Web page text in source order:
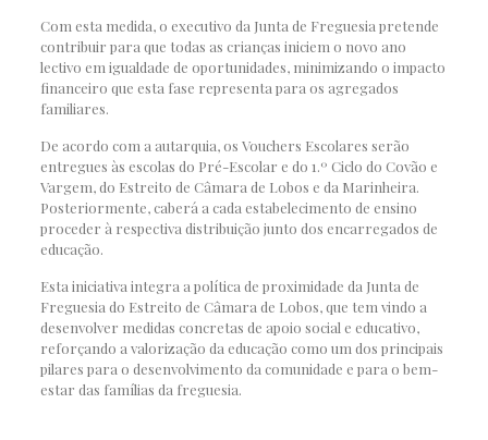
Com esta medida, o executivo da Junta de Freguesia pretende
contribuir para que todas as crianças iniciem o novo ano
lectivo em igualdade de oportunidades, minimizando o impacto
financeiro que esta fase representa para os agregados
familiares.
De acordo com a autarquia, os Vouchers Escolares serão
entregues às escolas do Pré-Escolar e do 1.º Ciclo do Covão e
Vargem, do Estreito de Câmara de Lobos e da Marinheira.
Posteriormente, caberá a cada estabelecimento de ensino
proceder à respectiva distribuição junto dos encarregados de
educação.
Esta iniciativa integra a política de proximidade da Junta de
Freguesia do Estreito de Câmara de Lobos, que tem vindo a
desenvolver medidas concretas de apoio social e educativo,
reforçando a valorização da educação como um dos principais
pilares para o desenvolvimento da comunidade e para o bem-
estar das famílias da freguesia.